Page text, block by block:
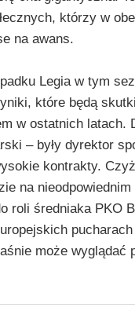
którzy w
na awans.
Legia w tym
które będą
w ostatnich latach.
– były dyrektor
kontrakty.
na
roli średniaka PKO
może wyglądać